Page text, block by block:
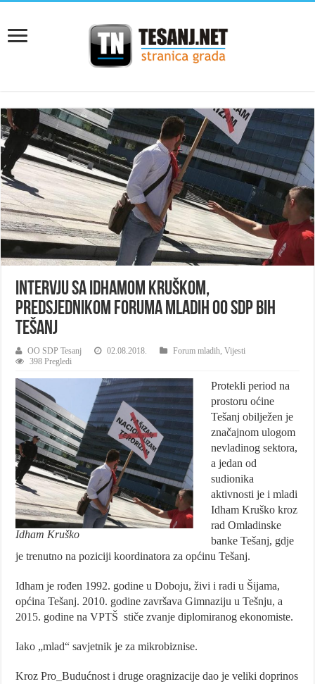
Intervju sa Idhamom Kruškom,
predsjednikom Foruma mladih OO SDP BiH
Tešanj
OO SDP Tesanj 02.08.2018. Forum mladih ,Vijesti
398 Pregledi
Idham Kruško
Protekli period na
prostoru oćine
Tešanj obilježen je
značajnom ulogom
nevladinog sektora,
a jedan od
sudionika
aktivnosti je i mladi
Idham Kruško kroz
rad Omladinske
banke Tešanj, gdje
je trenutno na poziciji koordinatora za općinu Tešanj.
Idham je rođen 1992. godine u Doboju, živi i radi u Šijama,
općina Tešanj. 2010. godine završava Gimnaziju u Tešnju, a
2015. godine na VPTŠ stiče zvanje diplomiranog ekonomiste.
Iako „mlad“ savjetnik je za mikrobiznise.
Kroz Pro_Budućnost i druge oragnizacije dao je veliki doprinos